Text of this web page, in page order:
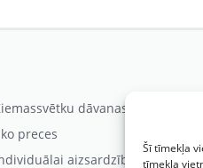
Šī tīmekļa
tīmekļa
dāvanas
preces
aizsardzībai